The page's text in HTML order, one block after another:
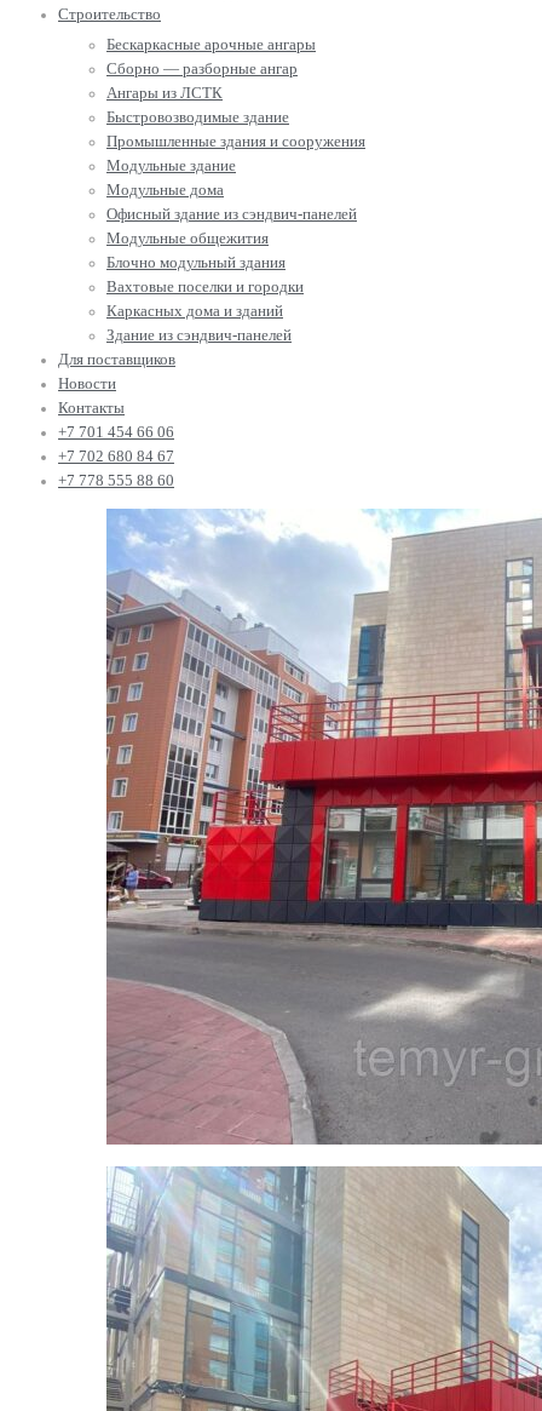
Строительство
Бескаркасные арочные ангары
Сборно — разборные ангар
Ангары из ЛСТК
Быстровозводимые здание
Промышленные здания и сооружения
Модульные здание
Модульные дома
Офисный здание из сэндвич-панелей
Модульные общежития
Блочно модульный здания
Вахтовые поселки и городки
Каркасных дома и зданий
Здание из сэндвич-панелей
Для поставщиков
Новости
Контакты
+7 701 454 66 06
+7 702 680 84 67
+7 778 555 88 60